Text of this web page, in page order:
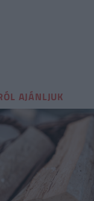
AJÁNLJUK